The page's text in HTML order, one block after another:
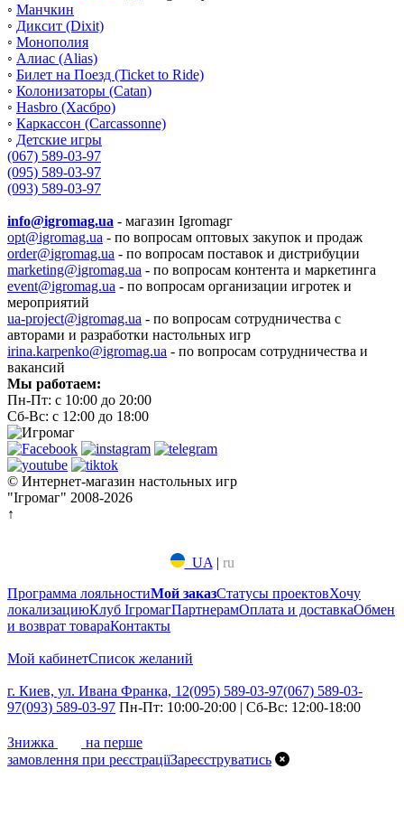
◦ Манчкин
◦ Диксит (Dixit)
◦ Монополия
◦ Алиас (Alias)
◦ Билет на Поезд (Ticket to Ride)
◦ Колонизаторы (Catan)
◦ Hasbro (Хасбро)
◦ Каркассон (Carcassonne)
◦ Детские игры
(067) 589-03-97
(095) 589-03-97
(093) 589-03-97
info@igromag.ua - магазин Igromagг
opt@igromag.ua - по вопросам оптовых закупок и продаж
order@igromag.ua - по вопросам поставок и дистрибуции
marketing@igromag.ua - по вопросам контента и маркетинга
event@igromag.ua - по вопросам организации игротек и
мероприятий
ua-project@igromag.ua - по вопросам сотрудничества с
авторами и разработки настольных игр
irina.karpenko@igromag.ua - по вопросам сотрудничества и
вакансий
Мы работаем:
Пн-Пт: с 10:00 до 20:00
Сб-Вс: с 12:00 до 18:00
© Интернет-магазин настольных игр
"Ігромаг" 2008-2026
↑
UA | ru
Программа лояльностиМой заказСтатусы проектовХочу
локализациюКлуб ІгромагПартнерамОплата и доставкаОбмен
и возврат товараКонтакты
Мой кабинетСписок желаний
г. Киев, ул. Ивана Франка, 12(095) 589-03-97(067) 589-03-
97(093) 589-03-97 Пн-Пт: 10:00-20:00 | Сб-Вс: 12:00-18:00
Знижка
на перше
замовлення при реєстраціїЗареєструватись